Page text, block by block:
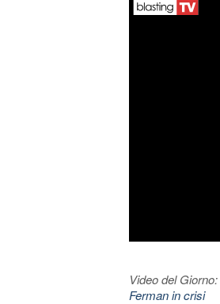
Video del Giorno:
Ferman in crisi